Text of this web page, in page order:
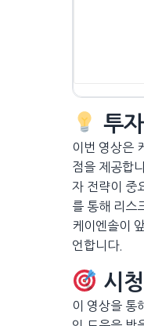
투
이번 영상은
점을 제공합
자 전략이 중
를 통해 리스
케이엔솔이
언합니다.
시
이 영상을 통